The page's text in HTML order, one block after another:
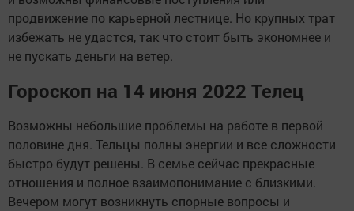
продвижение по карьерной лестнице. Но крупных трат
избежать не удастся, так что стоит быть экономнее и
не пускать деньги на ветер.
Гороскоп на 14 июня 2022 Телец
Возможны небольшие проблемы на работе в первой
половине дня. Тельцы полны энергии и все сложности
быстро будут решены. В семье сейчас прекрасные
отношения и полное взаимопонимание с близкими.
Вечером могут возникнуть спорные вопросы и